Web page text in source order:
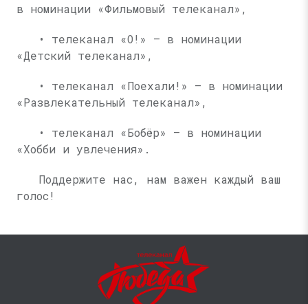
в номинации «Фильмовый телеканал»,
• телеканал «О!» — в номинации
«Детский телеканал»,
• телеканал «Поехали!» — в номинации
«Развлекательный телеканал»,
• телеканал «Бобёр» — в номинации
«Хобби и увлечения».
Поддержите нас, нам важен каждый ваш
голос!